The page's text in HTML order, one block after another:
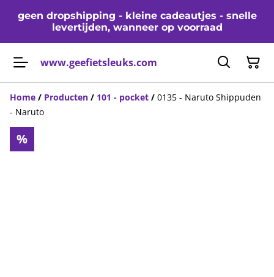
geen dropshipping - kleine cadeautjes - snelle
levertijden, wanneer op voorraad
www.geefietsleuks.com
Home / Producten / 101 - pocket / 0135 - Naruto Shippuden
- Naruto
%